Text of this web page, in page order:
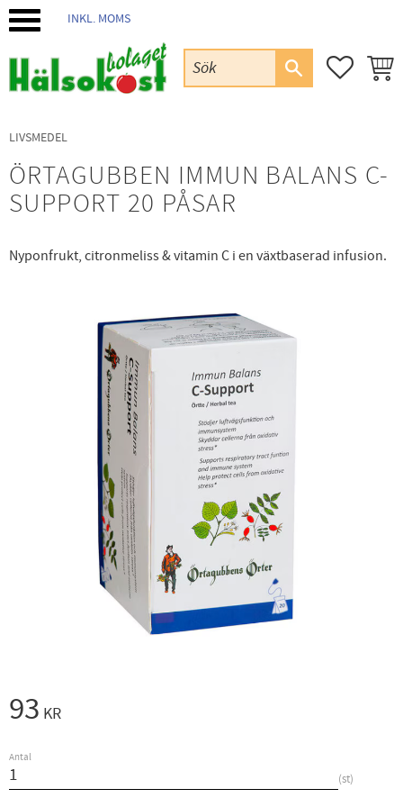
INKL. MOMS
LIVSMEDEL
ÖRTAGUBBEN IMMUN BALANS C-
SUPPORT 20 PÅSAR
Nyponfrukt, citronmeliss & vitamin C i en växtbaserad infusion.
93 KR
Antal
st